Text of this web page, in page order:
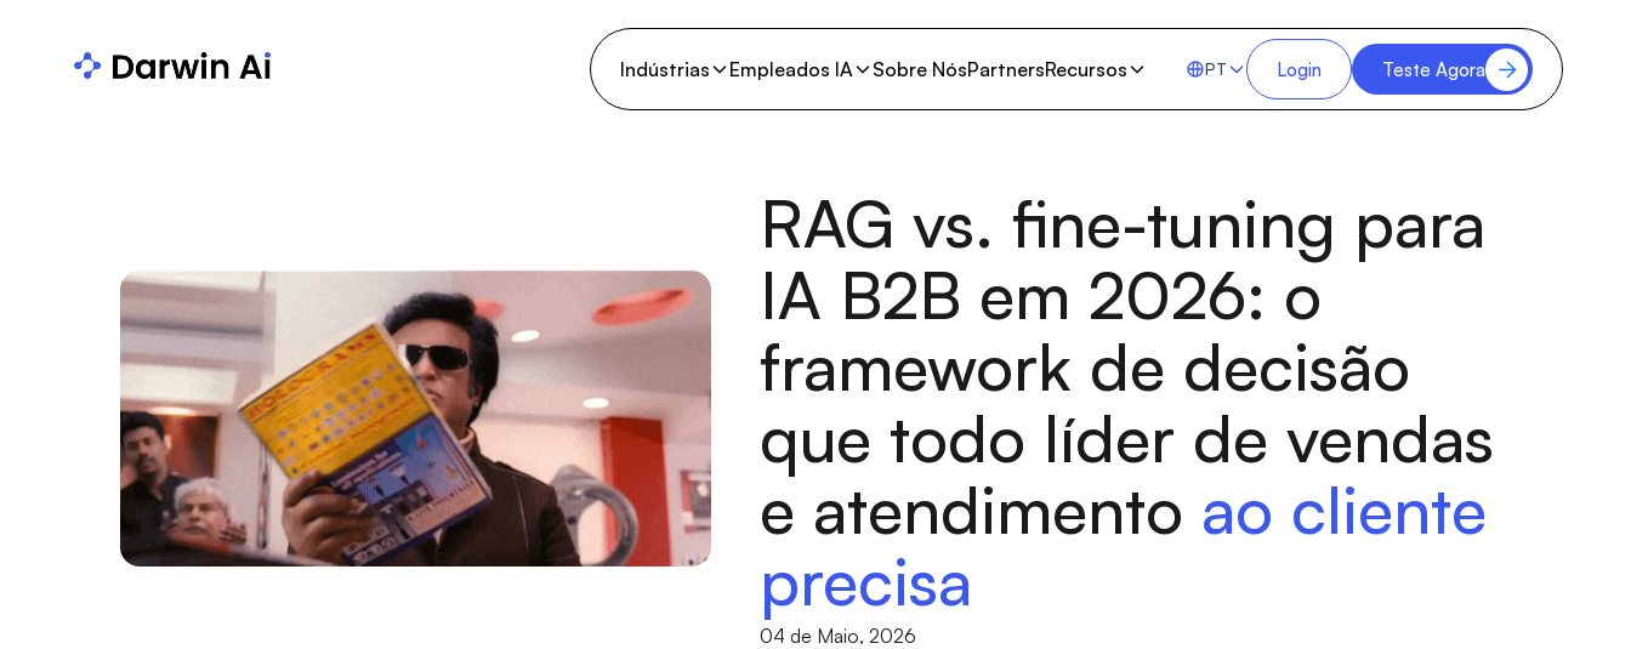
Indústrias Empleados IA Sobre NósPartnersRecursos PT Login Teste Agora
RAG vs. fine-tuning para
IA B2B em 2026: o
framework de decisão
que todo líder de vendas
e atendimento ao cliente
precisa
04 de Maio, 2026